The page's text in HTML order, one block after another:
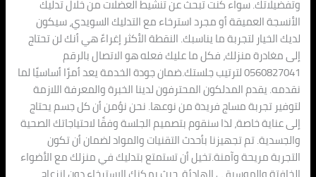
وتفضيلاتك. سواء كنت تبحث عن تنشيط العضلات من خلال تدليك
الأنسجة العميقة أو مجرد استرخاء مع التدليك السويدي، سيكون
لديك الخيار لتجربة ما يناسبك. النقطة الأكثر إغراءً هي أنك لن تحتاج
إلى مغادرة منزلك، فكل ما عليك فعله هو الاتصال بالرقم
0560827041 لترتيب جلستك.ضمان جودة الخدمة يعد أمرًا أساسيًا لما
نقدمه. يقدم المدلكون المحترفون لدينا الخبرة والمعرفة اللازمة
لتوفير تجربة مساج فريدة من نوعها. نحن نؤمن أن كل جسم يحتاج
إلى عناية خاصة، لذا سنقوم بتصميم الجلسة وفقًا لاحتياجاتك الصحية
والجسدية. تم تجهيزنا بأحدث التقنيات والمواد لضمان أن تكون
التجربة مريحة وآمنة.تخيل أن تستمتع بتدليك في منزلك مع الأضواء